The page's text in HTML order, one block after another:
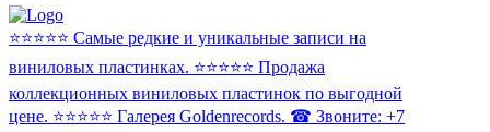
⭐️⭐️⭐️⭐️⭐️ Самые редкие и уникальные записи на
виниловых пластинках. ⭐️⭐️⭐️⭐️⭐️ Продажа
коллекционных виниловых пластинок по выгодной
цене. ⭐️⭐️⭐️⭐️⭐️ Галерея Goldenrecords. ☎ Звоните: +7